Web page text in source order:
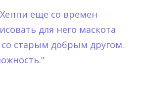
еще со времен
для него маскота
старым добрым другом.